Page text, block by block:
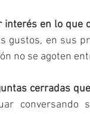
interés en lo que
gustos, en sus
no se agoten
cerradas
conversando